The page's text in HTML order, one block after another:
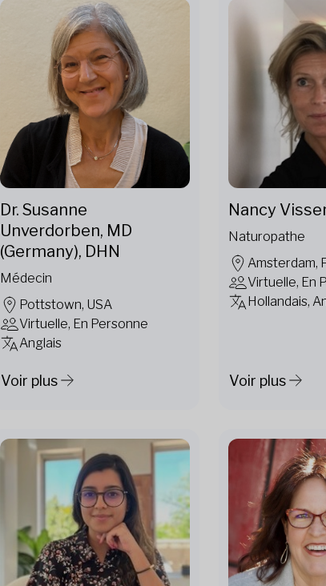
Dr. Susanne
Unverdorben, MD
(Germany), DHN
Médecin
Pottstown, USA
Virtuelle, En Personne
Anglais
Voir plus
Nancy
Naturopathe
Amsterdam,
Virtuelle, En
Hollandais,
Voir plus